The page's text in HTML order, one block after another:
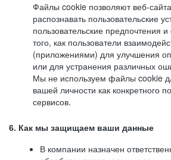
Файлы cookie позволяют веб-
распознавать пользовательские
пользовательские предпочтения и
того, как пользователи
(приложениями) для улучшения
или для устранения различных
Мы не используем файлы cookie
вашей личности как конкретного
сервисов.
6. Как мы защищаем ваши данные
В компании назначен